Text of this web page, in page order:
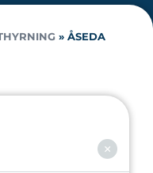
» ÅSEDA